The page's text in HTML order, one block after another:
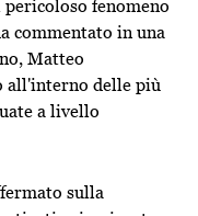
fenomeno
commentato in una
Matteo
all'interno delle più
a livello
sulla